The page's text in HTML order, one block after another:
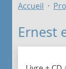
Accueil
Ernest